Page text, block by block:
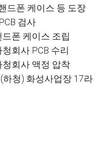
드폰 케이스 등 도장
검사
폰 케이스 조립
청회사 PCB 수리
회사 액정 압착
(하청) 화성사업장 17라